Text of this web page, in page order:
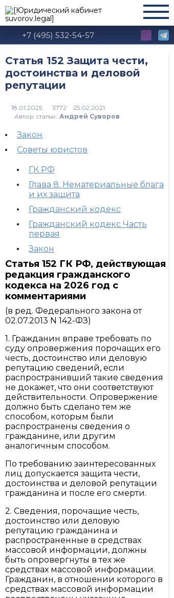
+7 (495) 532-54-57
Статья 152 Защита чести,
достоинства и деловой
репутации
3772
Автор статьи: Андрей Суворов
Закон
Советы юристов
ГК РФ
Глава 8. Нематериальные блага
и их защита
Гражданский кодекс
Гражданский кодекс Часть
первая
Закон
Статья 152 ГК РФ, действующая
редакция гражданского
кодекса на 2026 год с
комментариями
(в ред. Федерального закона от
02.07.2013 N 142-ФЗ)
1. Гражданин вправе требовать по
суду опровержения порочащих его
честь, достоинство или деловую
репутацию сведений, если
распространивший такие сведения
не докажет, что они соответствуют
действительности. Опровержение
должно быть сделано тем же
способом, которым были
распространены сведения о
гражданине, или другим
аналогичным способом.
По требованию заинтересованных
лиц допускается защита чести,
достоинства и деловой репутации
гражданина и после его смерти.
2. Сведения, порочащие честь,
достоинство или деловую
репутацию гражданина и
распространенные в средствах
массовой информации, должны
быть опровергнуты в тех же
средствах массовой информации.
Гражданин, в отношении которого в
средствах массовой информации